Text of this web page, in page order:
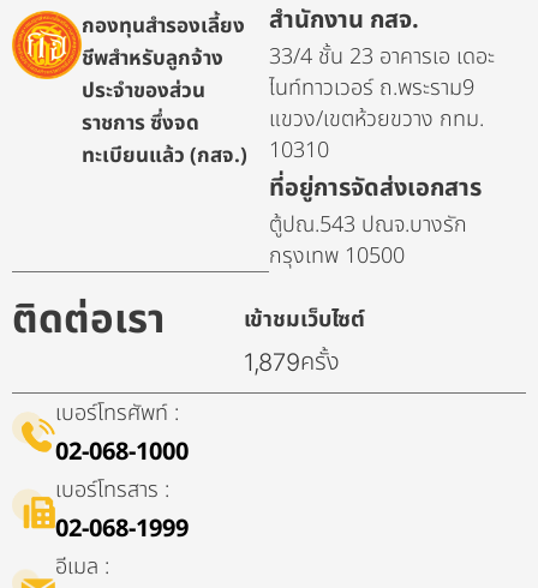
กองทุนสำรองเลี้ยง
ชีพสำหรับลูกจ้าง
ประจำของส่วน
ราชการ ซึ่งจด
ทะเบียนแล้ว (กสจ.)
สำนักงาน กสจ.
33/4 ชั้น 23 อาคารเอ เดอะ
ไนท์ทาวเวอร์ ถ.พระราม9
แขวง/เขตห้วยขวาง กทม.
10310
ที่อยู่การจัดส่งเอกสาร
ตู้ปณ.543 ปณจ.บางรัก
กรุงเทพ 10500
ติดต่อเรา เข้าชมเว็บไซต์
1,879ครั้ง
เบอร์โทรศัพท์ :
02-068-1000
เบอร์โทรสาร :
02-068-1999
อีเมล :